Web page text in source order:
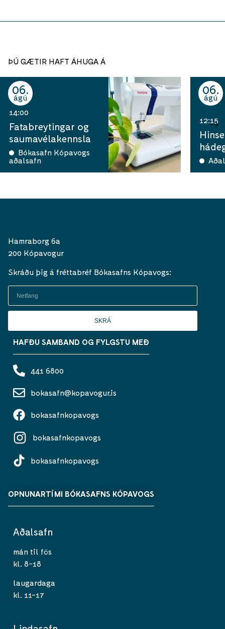
ÞÚ GÆTIR HAFT ÁHUGA Á
06
ágú
14:00
Fatabreytingar og
saumavélakennsla
Bókasafn Kópavogs
aðalsafn
06
ágú
12:15
Hamraborg 6a
200 Kópavogur
Skráðu þig á fréttabréf Bókasafns Kópavogs:
SKRÁ
HAFÐU SAMBAND OG FYLGSTU MEÐ
441 6800
bokasafn@kopavogur.is
bokasafnkopavogs
bokasafnkopavogs
bokasafnkopavogs
OPNUNARTÍMI BÓKASAFNS KÓPAVOGS
Aðalsafn
mán til fös
kl. 8-18
laugardaga
kl. 11-17